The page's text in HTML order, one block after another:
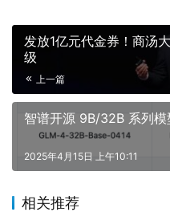
发放1亿元代金券！商汤
级
上一篇
智谱开源 9B/32B 系列
2025年4月15日 上午10:11
相关推荐